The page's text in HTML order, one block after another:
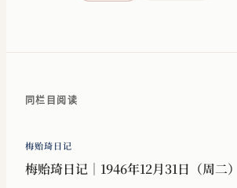
同栏目阅读
梅贻琦日记
梅贻琦日记｜1946年12月31日（周二）